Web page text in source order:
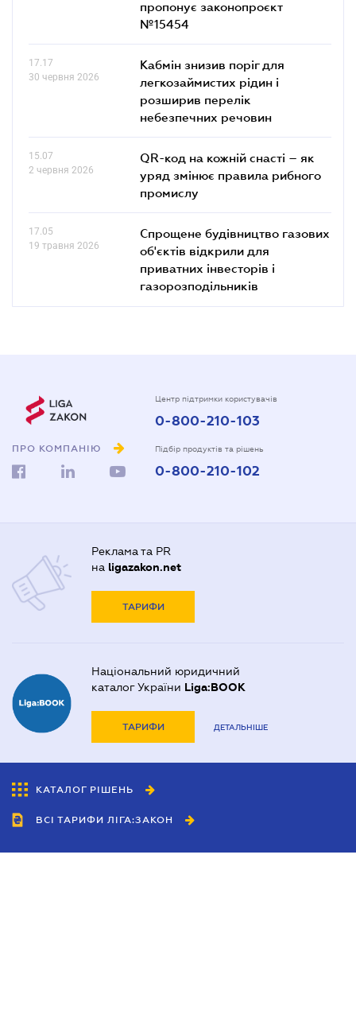
пропонує законопроєкт
№15454
17.17
30 червня 2026
Кабмін знизив поріг для
легкозаймистих рідин і
розширив перелік
небезпечних речовин
15.07
2 червня 2026
QR-код на кожній снасті – як
уряд змінює правила рибного
промислу
17.05
19 травня 2026
Спрощене будівництво газових
об'єктів відкрили для
приватних інвесторів і
газорозподільників
ПРО КОМПАНІЮ
Центр підтримки користувачів
0-800-210-103
Підбір продуктів та рішень
0-800-210-102
Реклама та PR
на ligazakon.net
ТАРИФИ
Національний юридичний
каталог України Liga:BOOK
ТАРИФИ ДЕТАЛЬНІШЕ
КАТАЛОГ РІШЕНЬ
ВСІ ТАРИФИ ЛІГА:ЗАКОН